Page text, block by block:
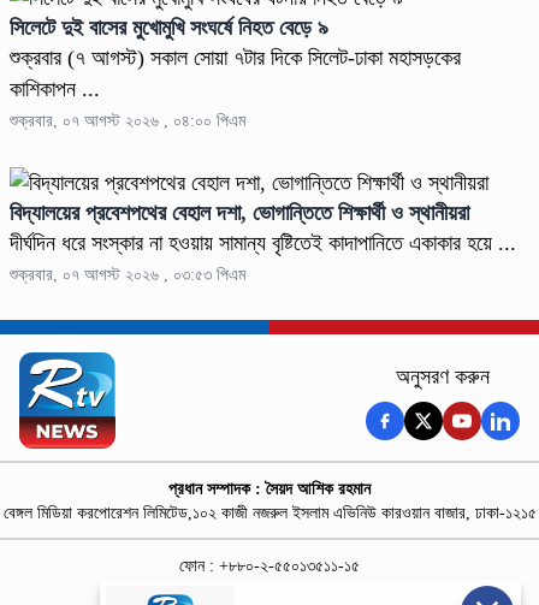
সিলেটে দুই বাসের মুখোমুখি সংঘর্ষে নিহত বেড়ে ৯
শুক্রবার (৭ আগস্ট) সকাল সোয়া ৭টার দিকে সিলেট-ঢাকা মহাসড়কের
কাশিকাপন ...
শুক্রবার, ০৭ আগস্ট ২০২৬ , ০৪:০০ পিএম
বিদ্যালয়ের প্রবেশপথের বেহাল দশা, ভোগান্তিতে শিক্ষার্থী ও স্থানীয়রা
দীর্ঘদিন ধরে সংস্কার না হওয়ায় সামান্য বৃষ্টিতেই কাদাপানিতে একাকার হয়ে ...
শুক্রবার, ০৭ আগস্ট ২০২৬ , ০৩:৫৩ পিএম
অনুসরণ করুন
প্রধান সম্পাদক : সৈয়দ আশিক রহমান
বেঙ্গল মিডিয়া করপোরেশন লিমিটেড,১০২ কাজী নজরুল ইসলাম এভিনিউ কারওয়ান বাজার, ঢাকা-১২১৫
ফোন : +৮৮০-২-৫৫০১৩৫১১-১৫
নিউজ রুম : +৮৮০-১৮৭৮১৮৪৩৬৯-৭০